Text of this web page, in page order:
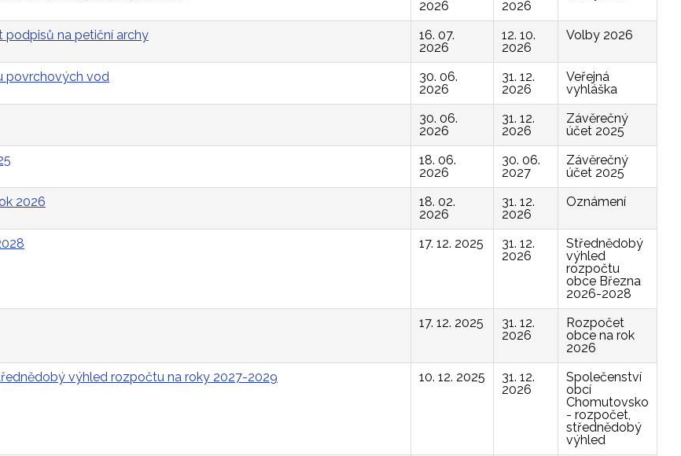
2026
2026
na petiční archy
16. 07.
2026
12. 10.
2026
Volby 2026
povrchových vod
30. 06.
2026
31. 12.
2026
Veřejná
vyhláška
30. 06.
2026
31. 12.
2026
Závěrečný
účet 2025
18. 06.
2026
30. 06.
2027
Závěrečný
účet 2025
2026
18. 02.
2026
31. 12.
2026
Oznámení
17. 12. 2025
31. 12.
2026
Střednědobý
výhled
rozpočtu
obce Března
2026-2028
17. 12. 2025
31. 12.
2026
Rozpočet
obce na rok
2026
výhled rozpočtu na roky 2027-2029
10. 12. 2025
31. 12.
2026
Společenství
obcí
Chomutovsko
- rozpočet,
střednědobý
výhled